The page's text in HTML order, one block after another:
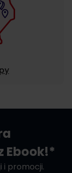
Ebook!*
i promocji.